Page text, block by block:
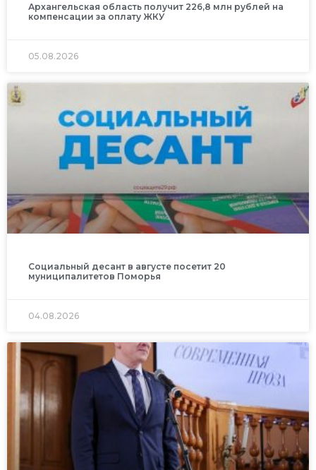
Архангельская область получит 226,8 млн рублей на
компенсации за оплату ЖКУ
05.08.2026
Социальный десант в августе посетит 20
муниципалитетов Поморья
04.08.2026